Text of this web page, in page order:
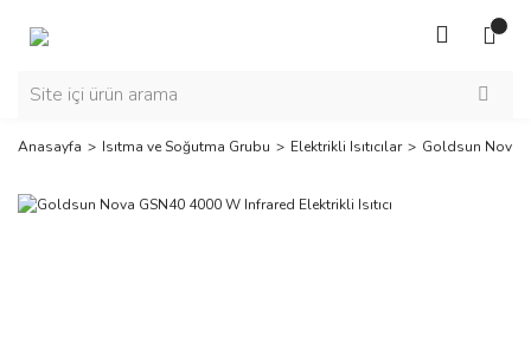
Anasayfa Isıtma ve Soğutma Grubu Elektrikli Isıtıcılar Goldsun Nova